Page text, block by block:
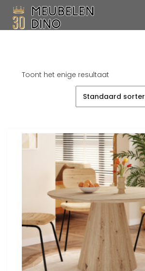
Toont het enige resultaat